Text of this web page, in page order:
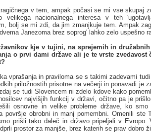
v tem, ampak počasi se mi vse skupaj
velikega nacionalnega interesa v teh
bolj se mi zdi, da jim zmanjkuje tem. Ampak
Janezoma brez soprog' lahko zelo uspešno
kje v tujini, na sprejemih in
o prvi dami države ali je te vrste zvedavost
vprašanja in praviloma se s takimi zadevami
priložnostih prisotne na večerji in ponavadi je
se tudi Slovencem ni zdelo kdove kako
najvišjih funkcij v državi, očitno pa je
osnovne in velike probleme države, ko
površje obrobni in manj pomembni. Omenili ste
prišli tako daleč in državo pripeljali v Evropo.
prostor za manjše, brez katerih se prav dobro